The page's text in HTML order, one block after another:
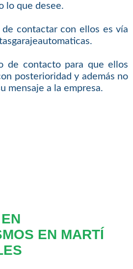
lo que desee.
contactar con ellos es vía
de contacto para que ellos
posterioridad y además no
mensaje a la empresa.
EN MARTÍ